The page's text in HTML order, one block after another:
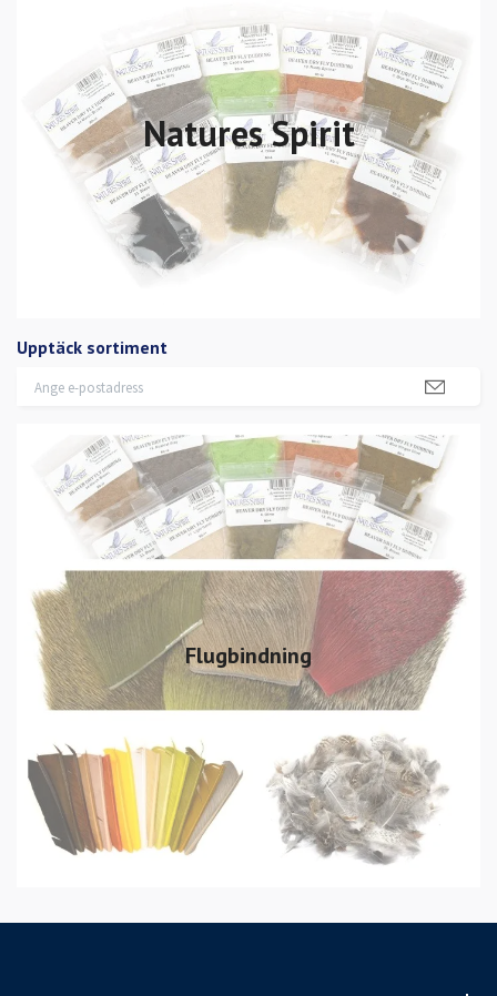
Natures Spirit
Upptäck sortiment
Flugbindning